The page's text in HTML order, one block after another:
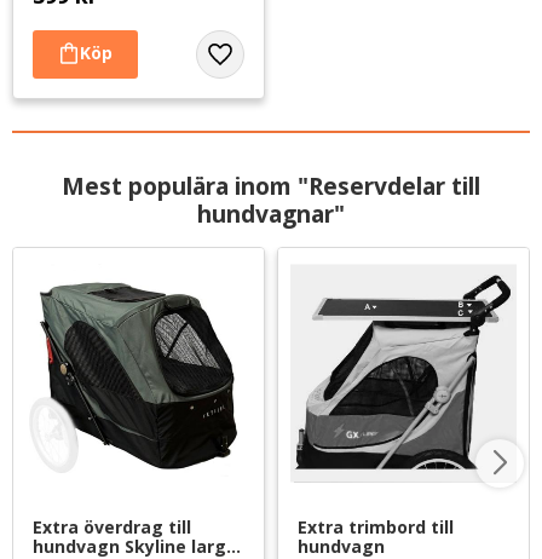
Lägg till i favoriter
Mest populära inom "Reservdelar till
hundvagnar"
Extra överdrag till
hundvagn Skyline large
Extra trimbord till
hundvagn